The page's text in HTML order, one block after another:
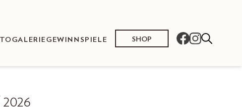
GEWINNSPIELE SHOP